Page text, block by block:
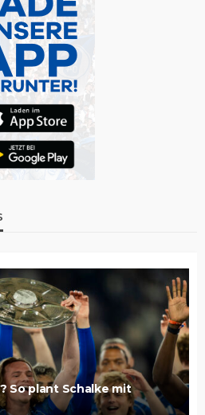
So plant Schalke mit